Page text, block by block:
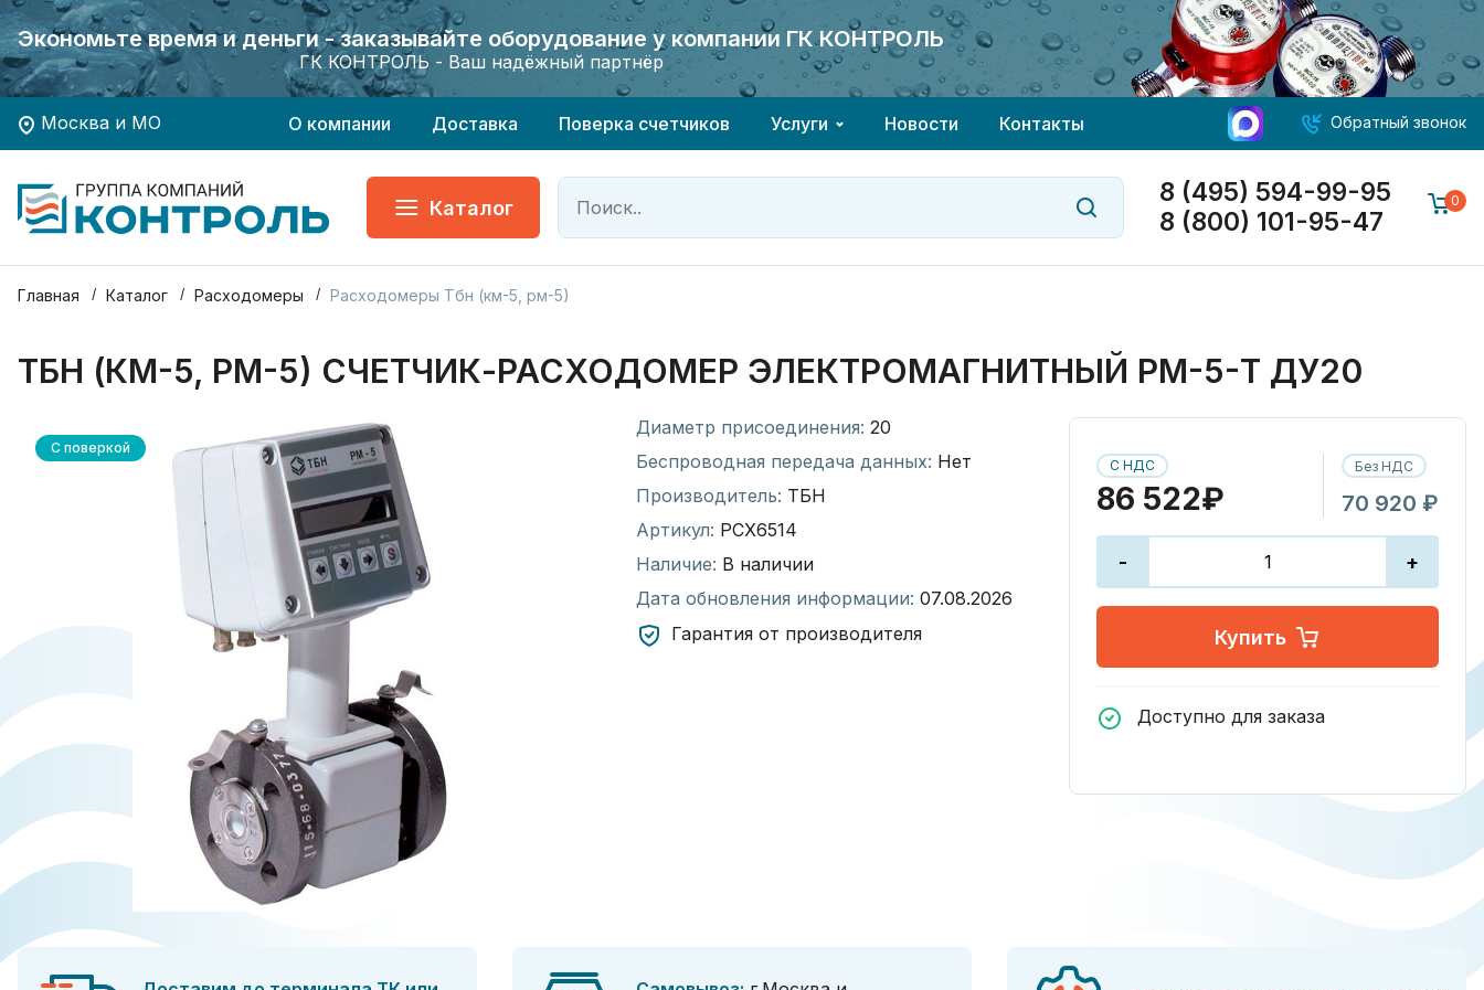
Экономьте время и деньги - заказывайте оборудование у компании ГК КОНТРОЛЬ
ГК КОНТРОЛЬ - Ваш надёжный партнёр
Хотите заказать поверку приборов учета?
Экономьте время и деньги - заказывайте оборудование у компании ГК КОНТРОЛЬ
ГК КОНТРОЛЬ - Ваш надёжный партнёр
Хотите заказать поверку приборов учета?
Москва и МО О компании Доставка Поверка счетчиков Услуги Новости Контакты Обратный звонок
Каталог
8 (495) 594-99-95
8 (800) 101-95-47
0
Главная Каталог Расходомеры Расходомеры Тбн (км-5, рм-5)
ТБН (КМ-5, РМ-5) СЧЕТЧИК-РАСХОДОМЕР ЭЛЕКТРОМАГНИТНЫЙ РМ-5-Т ДУ20
С поверкой
Диаметр присоединения: 20
Беспроводная передача данных: Нет
Производитель: ТБН
Артикул: РСХ6514
Наличие: В наличии
Дата обновления информации: 07.08.2026
Гарантия от производителя
С НДС
86 522₽
Без НДС
70 920 ₽
- +
Купить
Доступно для заказа